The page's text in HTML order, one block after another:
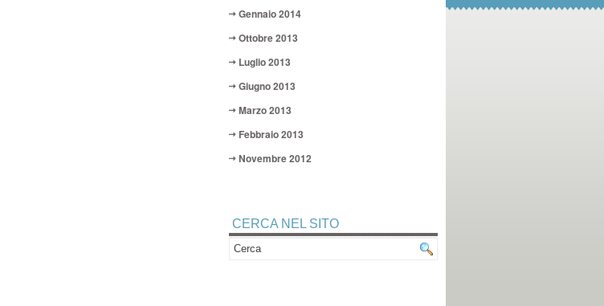
Gennaio 2014
Ottobre 2013
Luglio 2013
Giugno 2013
Marzo 2013
Febbraio 2013
Novembre 2012
CERCA NEL SITO